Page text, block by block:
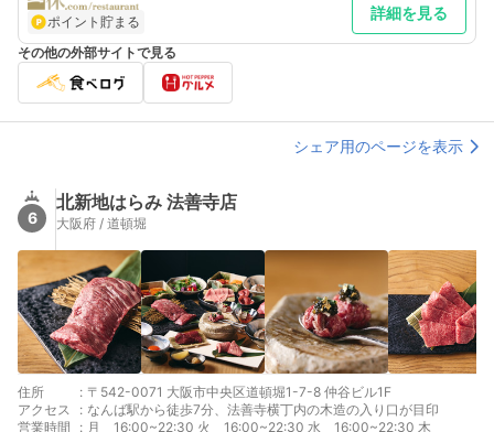
ポイント貯まる 詳細を見る
その他の外部サイトで見る
シェア用のページを表示
6
北新地はらみ 法善寺店
大阪府 / 道頓堀
住所 : 〒542-0071 大阪市中央区道頓堀1-7-8 仲谷ビル1F
アクセス
: なんば駅から徒歩7分、法善寺横丁内の木造の入り口が目印
営業時間
: 月 16:00~22:30 火 16:00~22:30 水 16:00~22:30 木